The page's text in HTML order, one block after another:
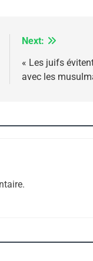
Next:
« Les juifs
avec les
Tafraout, Le
De Loya